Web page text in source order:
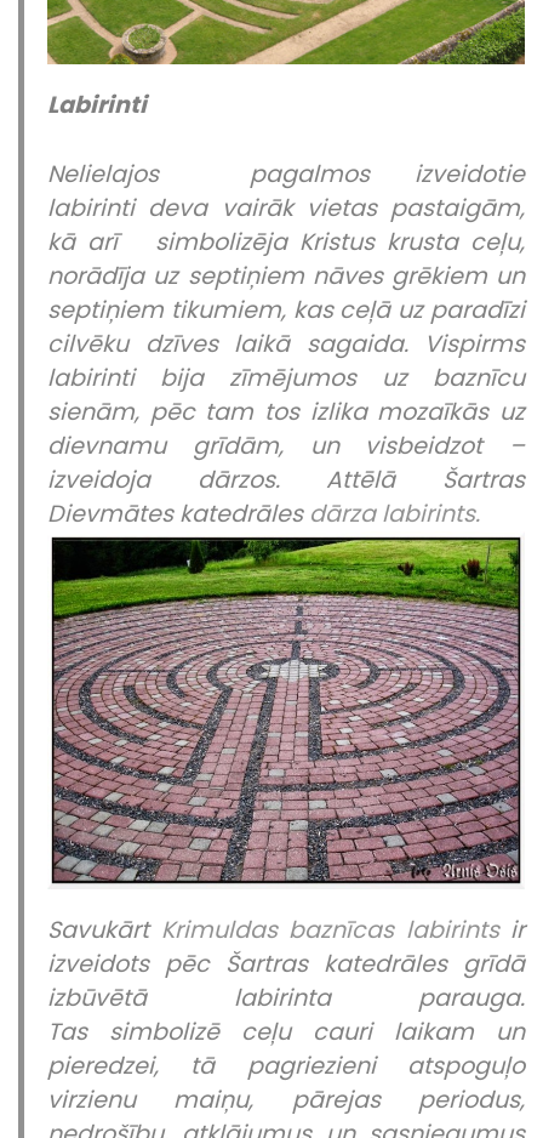
Labirinti
Nelielajos pagalmos izveidotie
labirinti deva vairāk vietas pastaigām,
kā arī simbolizēja Kristus krusta ceļu,
norādīja uz septiņiem nāves grēkiem un
septiņiem tikumiem, kas ceļā uz paradīzi
cilvēku dzīves laikā sagaida. Vispirms
labirinti bija zīmējumos uz baznīcu
sienām, pēc tam tos izlika mozaīkās uz
dievnamu grīdām, un visbeidzot –
izveidoja dārzos. Attēlā Šartras
Dievmātes katedrāles dārzalabirints.
Savukārt Krimuldas baznīcas labirintsir
izveidots pēc Šartras katedrāles grīdā
izbūvētā labirinta parauga.
Tas simbolizē ceļu cauri laikam un
pieredzei, tā pagriezieni atspoguļo
virzienu maiņu, pārejas periodus,